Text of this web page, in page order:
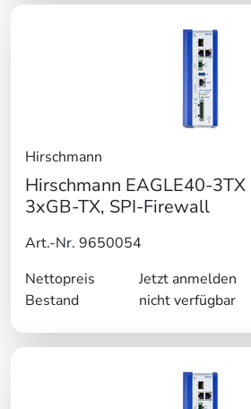
Hirschmann
Hirschmann EAGLE40-
3xGB-TX, SPI-Firewall
Art.-Nr. 9650054
Nettopreis
Jetzt anmelden
Bestand
nicht verfügbar